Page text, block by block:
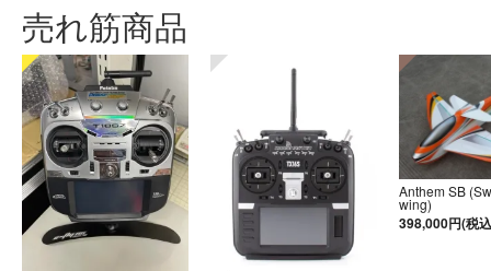
売れ筋商品
Anthem SB
wing)
398,000円(税